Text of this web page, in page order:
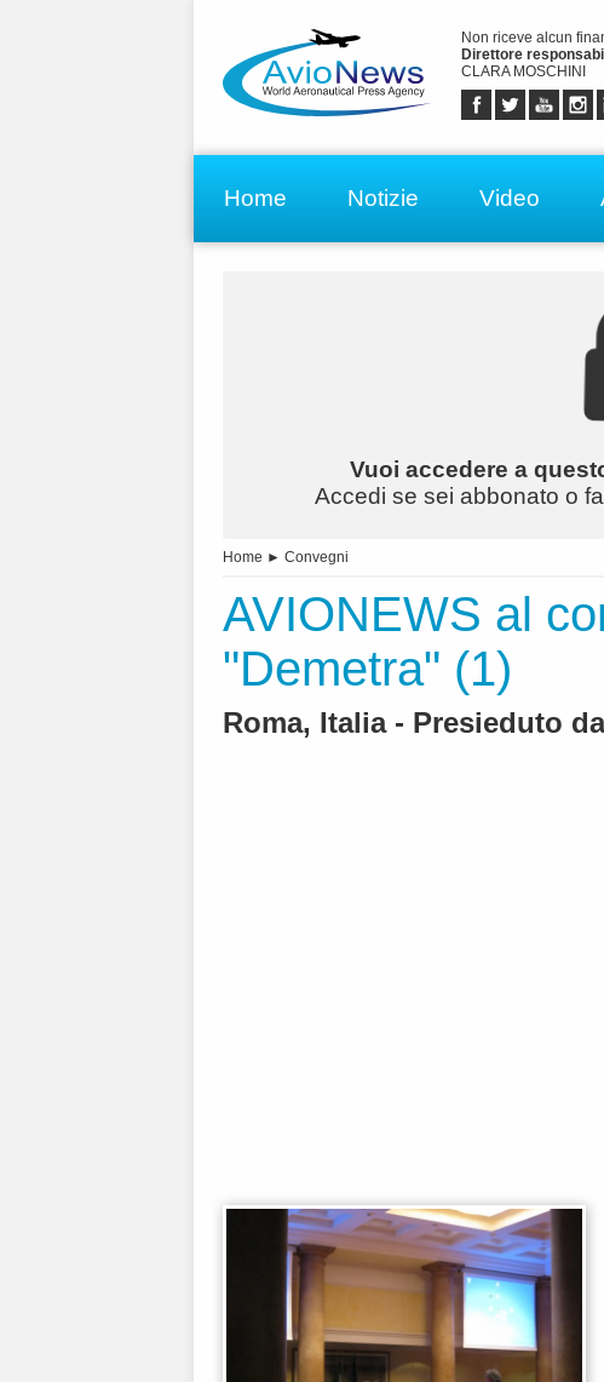
Non riceve alcun
Direttore
CLARA MOSCHINI
Home Notizie Video
Vuoi accedere a
Accedi se sei abbonato o
Home ► Convegni
AVIONEWS al
"Demetra" (1)
Roma, Italia - Presieduto